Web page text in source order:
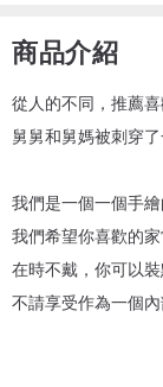
商品介紹
從人的不同，推薦
舅舅和舅媽被刺穿了
我們是一個一個手繪
我們希望你喜歡的家
在時不戴，你可以裝
不請享受作為一個內